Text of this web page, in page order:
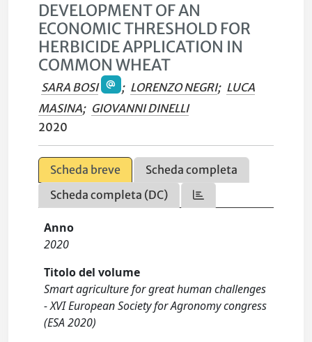
DEVELOPMENT OF AN
ECONOMIC THRESHOLD FOR
HERBICIDE APPLICATION IN
COMMON WHEAT
SARA BOSI ; LORENZO NEGRI; LUCA
MASINA; GIOVANNI DINELLI
2020
Scheda breve
Scheda completa
Scheda completa (DC)
Anno
2020
Titolo del volume
Smart agriculture for great human challenges
- XVI European Society for Agronomy congress
(ESA 2020)